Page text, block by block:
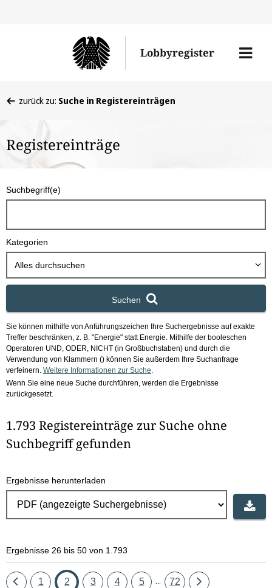
den
Lobbyregister
Menü
befinden
hier:
zurück zu: Suche in Registereinträgen
Registereinträge
u
h
b
x
Suchbegriff(e)
Kategorien
Alles durchsuchen
Suchen
Sie können mithilfe von Anführungszeichen Ihre Suchergebnisse auf exakte
Treffer beschränken, z. B. "Energie" statt Energie. Mithilfe der booleschen
Operatoren UND, ODER, NICHT (in Großbuchstaben) und durch die
Verwendung von Klammern () können Sie außerdem Ihre Suchanfrage
verfeinern. Weitere Informationen zur Suche
Wenn Sie eine neue Suche durchführen, werden die Ergebnisse
zurückgesetzt.
1.793 Registereinträge zur Suche ohne
Suchbegriff gefunden
Ergebnisse herunterladen
Ergebnisse 26 bis 50 von 1.793
EineSeite
1 Seite
2 Seite
3 Seite
4 Seite
5 Seite
72
Eine